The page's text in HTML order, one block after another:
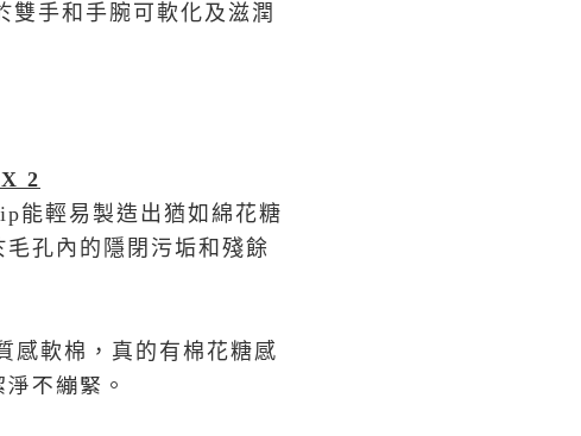
雙手和手腕可軟化及滋潤
2
能輕易製造出猶如綿花糖
孔內的隱閉污垢和殘餘
感軟棉，真的有棉花糖感
不繃緊。